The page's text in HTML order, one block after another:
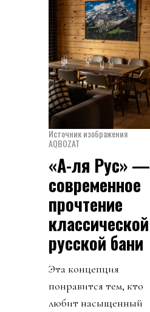
Источник изображения
AQBOZAT
«А-ля Рус» —
современное
прочтение
классической
русской бани
Эта концепция
понравится тем, кто
любит насыщенный